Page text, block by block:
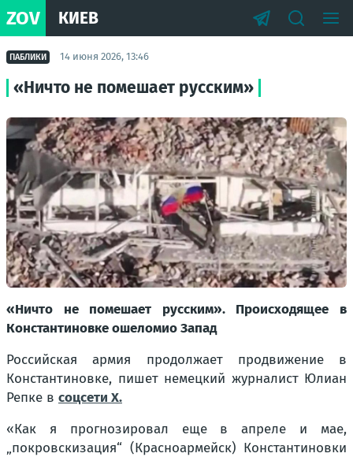
ZOV КИЕВ
ПАБЛИКИ 14 июня 2026, 13:46
«Ничто не помешает русским»
«Ничто не помешает русским». Происходящее в
Константиновке ошеломио Запад
Российская армия продолжает продвижение в
Константиновке, пишет немецкий журналист Юлиан
Репке в соцсети Х.
«Как я прогнозировал еще в апреле и мае,
„покровскизация“ (Красноармейск) Константиновки